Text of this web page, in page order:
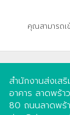
คุณสามารถเ
สำนักงานส่งเส
อาคาร ลาดพร้า
80 ถนนลาดพร้